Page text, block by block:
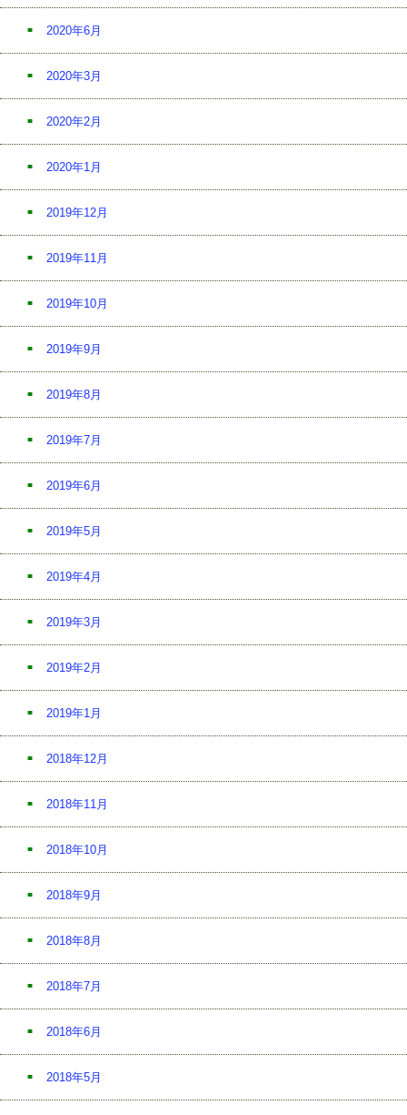
2020年6月
2020年3月
2020年2月
2020年1月
2019年12月
2019年11月
2019年10月
2019年9月
2019年8月
2019年7月
2019年6月
2019年5月
2019年4月
2019年3月
2019年2月
2019年1月
2018年12月
2018年11月
2018年10月
2018年9月
2018年8月
2018年7月
2018年6月
2018年5月